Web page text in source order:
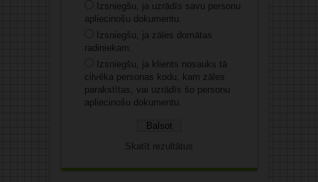
Izsniegšu, ja uzrādīs savu personu
apliecinošu dokumentu.
Izsniegšu, ja zāles domātas
radiniekam.
Izsniegšu, ja klients nosauks tā
cilvēka personas kodu, kam zāles
parakstītas, vai uzrādīs šo personu
apliecinošu dokumentu.
Skatīt rezultātus